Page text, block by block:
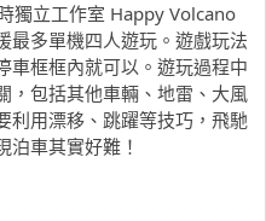
獨立工作室 Happy Volcano
最多單機四人遊玩。遊戲玩法
車框框內就可以。遊玩過程中
，包括其他車輛、地雷、大風
利用漂移、跳躍等技巧，飛馳
泊車其實好難！